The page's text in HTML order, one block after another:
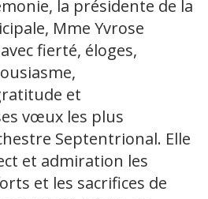
la présidente de la
Mme Yvrose
fierté, éloges,
et
vœux les plus
Septentrional. Elle
et admiration les
et les sacrifices de